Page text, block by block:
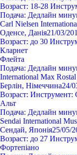
Возраст: 18-28
Подача: Дедлайн
Carl Nielsen
Оденсе, Данія21/03/
Возраст: до 30
Кларнет
Флейта
Подача: Дедлайн
International Max
Берлін, Німеччина24/
Возраст: Инструмент:
Альт
Подача: Дедлайн
Sendai International
Сендай, Японія25/05/
Возраст: до 27
Фортепіано